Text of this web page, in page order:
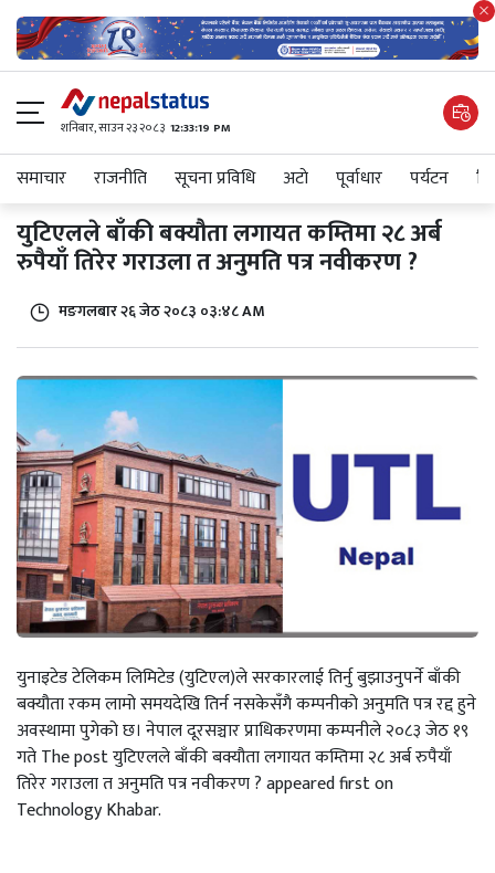
शनिबार, साउन २३ २०८३ 12:33:19 PM
समाचार राजनीति सूचना प्रविधि अटाे पूर्वाधार पर्यटन
युटिएलले बाँकी बक्यौता लगायत कम्तिमा २८ अर्ब
रुपैयाँ तिरेर गराउला त अनुमति पत्र नवीकरण ?
मङगलबार २६ जेठ २०८३ ०३:४८ AM
युनाइटेड टेलिकम लिमिटेड (युटिएल)ले सरकारलाई तिर्नु बुझाउनुपर्ने बाँकी
बक्यौता रकम लामो समयदेखि तिर्न नसकेसँगै कम्पनीको अनुमति पत्र रद्द हुने
अवस्थामा पुगेको छ। नेपाल दूरसञ्चार प्राधिकरणमा कम्पनीले २०८३ जेठ १९
गते The post युटिएलले बाँकी बक्यौता लगायत कम्तिमा २८ अर्ब रुपैयाँ
तिरेर गराउला त अनुमति पत्र नवीकरण ? appeared first on
Technology Khabar.